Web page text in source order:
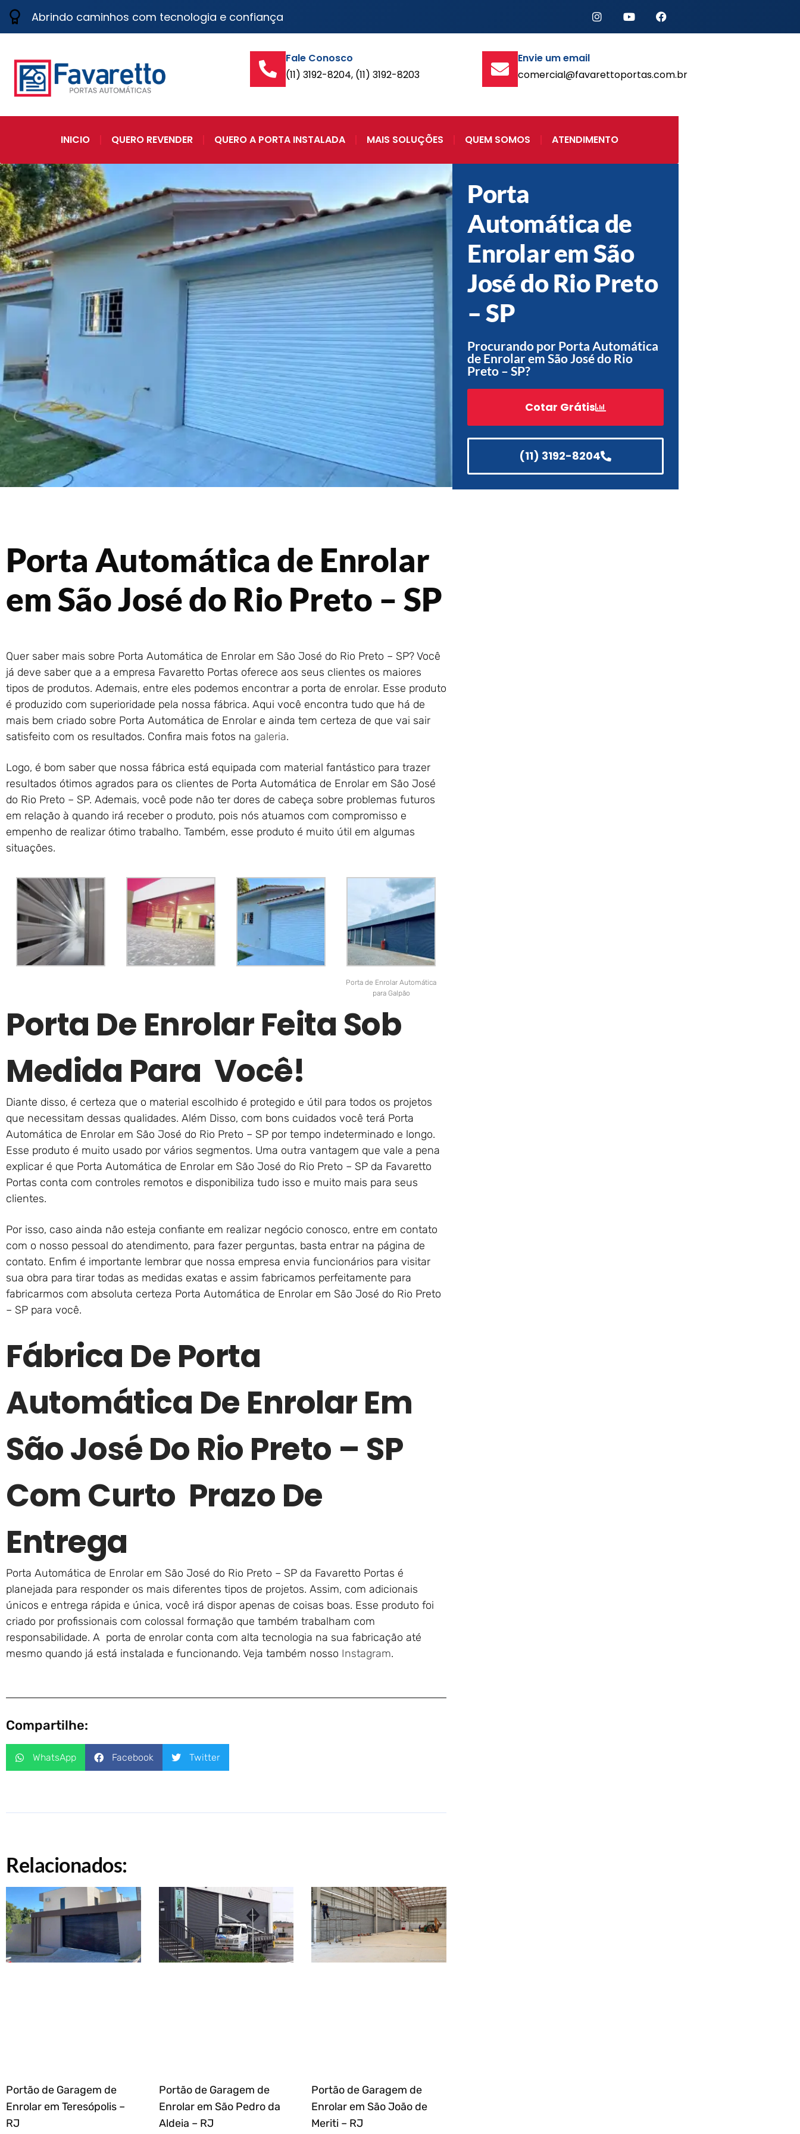
Enrolar em São Gonçalo – RJ
Abrindo caminhos com tecnologia e confiança
Fale Conosco
(11) 3192-8204, (11) 3192-8203
Envie um email
comercial@favarettoportas.com.br
INICIO QUERO REVENDER QUERO A PORTA INSTALADA MAIS SOLUÇÕES QUEM SOMOS ATENDIMENTO
Porta
Automática de
Enrolar em São
José do Rio Preto
– SP
Procurando por Porta Automática
de Enrolar em São José do Rio
Preto – SP?
Cotar Grátis
(11) 3192-8204
Porta Automática de Enrolar
em São José do Rio Preto – SP
Quer saber mais sobre Porta Automática de Enrolar em São José do Rio Preto – SP? Você
já deve saber que a a empresa Favaretto Portas oferece aos seus clientes os maiores
tipos de produtos. Ademais, entre eles podemos encontrar a porta de enrolar. Esse produto
é produzido com superioridade pela nossa fábrica. Aqui você encontra tudo que há de
mais bem criado sobre Porta Automática de Enrolar e ainda tem certeza de que vai sair
satisfeito com os resultados. Confira mais fotos na galeria.
Logo, é bom saber que nossa fábrica está equipada com material fantástico para trazer
resultados ótimos agrados para os clientes de Porta Automática de Enrolar em São José
do Rio Preto – SP. Ademais, você pode não ter dores de cabeça sobre problemas futuros
em relação à quando irá receber o produto, pois nós atuamos com compromisso e
empenho de realizar ótimo trabalho. Também, esse produto é muito útil em algumas
situações.
Porta de Enrolar Automática
para Galpão
Porta De Enrolar Feita Sob
Medida Para Você!
Diante disso, é certeza que o material escolhido é protegido e útil para todos os projetos
que necessitam dessas qualidades. Além Disso, com bons cuidados você terá Porta
Automática de Enrolar em São José do Rio Preto – SP por tempo indeterminado e longo.
Esse produto é muito usado por vários segmentos. Uma outra vantagem que vale a pena
explicar é que Porta Automática de Enrolar em São José do Rio Preto – SP da Favaretto
Portas conta com controles remotos e disponibiliza tudo isso e muito mais para seus
clientes.
Por isso, caso ainda não esteja confiante em realizar negócio conosco, entre em contato
com o nosso pessoal do atendimento, para fazer perguntas, basta entrar na página de
contato. Enfim é importante lembrar que nossa empresa envia funcionários para visitar
sua obra para tirar todas as medidas exatas e assim fabricamos perfeitamente para
fabricarmos com absoluta certeza Porta Automática de Enrolar em São José do Rio Preto
– SP para você.
Fábrica De Porta
Automática De Enrolar Em
São José Do Rio Preto – SP
Com Curto Prazo De
Entrega
Porta Automática de Enrolar em São José do Rio Preto – SP da Favaretto Portas é
planejada para responder os mais diferentes tipos de projetos. Assim, com adicionais
únicos e entrega rápida e única, você irá dispor apenas de coisas boas. Esse produto foi
criado por profissionais com colossal formação que também trabalham com
responsabilidade. A porta de enrolar conta com alta tecnologia na sua fabricação até
mesmo quando já está instalada e funcionando. Veja também nosso Instagram.
Compartilhe:
WhatsApp Facebook Twitter
Relacionados:
Portão de Garagem de
Enrolar em Teresópolis –
RJ
Portão de Garagem de
Enrolar em São Pedro da
Aldeia – RJ
Portão de Garagem de
Enrolar em São João de
Meriti – RJ